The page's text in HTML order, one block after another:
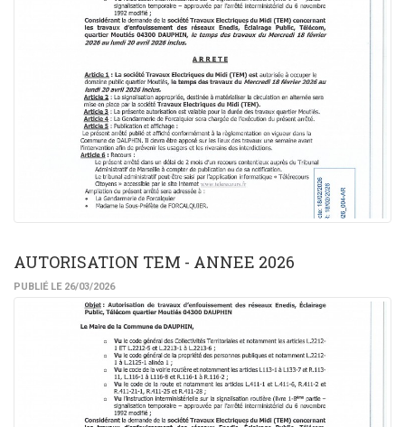
AUTORISATION TEM - ANNEE 2026
PUBLIÉ LE 26/03/2026